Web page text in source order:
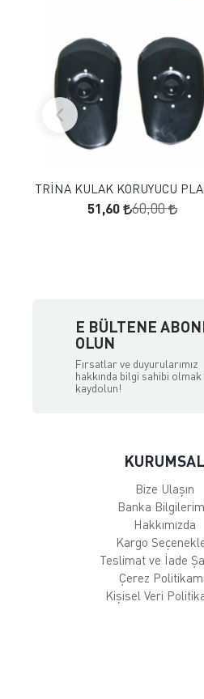
FAVORILERE EKLE
SEPETE EKLE
TRİNA KULAK KORUYUCU
51,60 60,00
E BÜLTENE
OLUN
Fırsatlar ve duyurularımız
hakkında bilgi sahibi olmak
kaydolun!
KURUMSAL
Bize Ulaşın
Banka
Hakkımızda
Kargo
Teslimat ve İade
Çerez
Kişisel Veri